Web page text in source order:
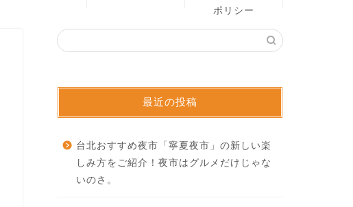
ポリシー
最近の投稿
台北おすすめ夜市「寧夏夜市」の新しい楽
しみ方をご紹介！夜市はグルメだけじゃな
いのさ。